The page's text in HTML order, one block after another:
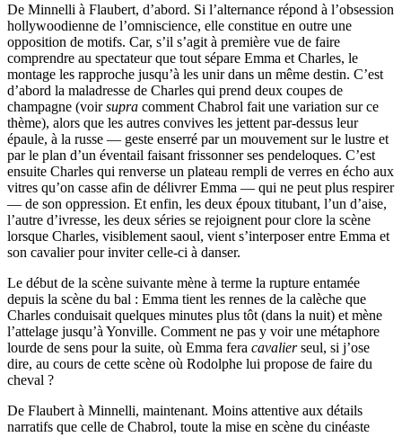
De Minnelli à Flaubert, d’abord. Si l’alternance répond à l’obsession
hollywoodienne de l’omniscience, elle constitue en outre une
opposition de motifs. Car, s’il s’agit à première vue de faire
comprendre au spectateur que tout sépare Emma et Charles, le
montage les rapproche jusqu’à les unir dans un même destin. C’est
d’abord la maladresse de Charles qui prend deux coupes de
champagne (voirsupra comment Chabrol fait une variation sur ce
thème), alors que les autres convives les jettent par-dessus leur
épaule, à la russe — geste enserré par un mouvement sur le lustre et
par le plan d’un éventail faisant frissonner ses pendeloques. C’est
ensuite Charles qui renverse un plateau rempli de verres en écho aux
vitres qu’on casse afin de délivrer Emma — qui ne peut plus respirer
— de son oppression. Et enfin, les deux époux titubant, l’un d’aise,
l’autre d’ivresse, les deux séries se rejoignent pour clore la scène
lorsque Charles, visiblement saoul, vient s’interposer entre Emma et
son cavalier pour inviter celle-ci à danser.
Le début de la scène suivante mène à terme la rupture entamée
depuis la scène du bal : Emma tient les rennes de la calèche que
Charles conduisait quelques minutes plus tôt (dans la nuit) et mène
l’attelage jusqu’à Yonville. Comment ne pas y voir une métaphore
lourde de sens pour la suite, où Emma fera cavalierseul, si j’ose
dire, au cours de cette scène où Rodolphe lui propose de faire du
cheval ?
De Flaubert à Minnelli, maintenant. Moins attentive aux détails
narratifs que celle de Chabrol, toute la mise en scène du cinéaste